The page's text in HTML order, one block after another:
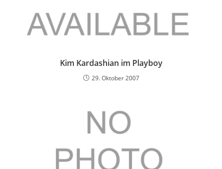
Kim Kardashian im Playboy
29. Oktober 2007